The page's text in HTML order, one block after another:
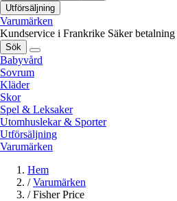
Utförsäljning
Varumärken
Kundservice i Frankrike Säker betalning
Sök
Babyvård
Sovrum
Kläder
Skor
Spel & Leksaker
Utomhuslekar & Sporter
Utförsäljning
Varumärken
Hem
/ Varumärken
/ Fisher Price